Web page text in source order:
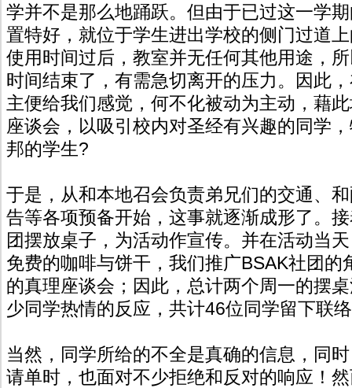
学并不是那么地踊跃。但由于已过这一学
置特好，就位于学生进出学校的侧门过道
使用时间过后，教室并无任何其他用途，
时间结束了，有需急切离开的压力。因此
主便给我们感觉，何不化被动为主动，藉
座谈会，以吸引校内对圣经有兴趣的同学
邦的学生?
于是，从和本地召会负责弟兄们的交通、
告等各项预备开始，这事就逐渐成形了。
团摆放桌子，为活动作宣传。并在活动当
免费的咖啡与饼干，我们推广BSAK社团的
的真理座谈会；因此，总计两个周一的摆
少同学热情的反应，共计46位同学留下联
当然，同学所给的不全是真确的信息，同
请单时，也面对不少拒绝和反对的响应！